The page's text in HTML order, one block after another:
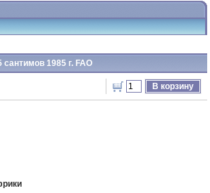
1985 г. FAO
В корзину